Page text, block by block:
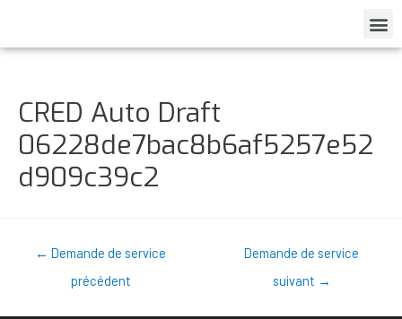
CRED Auto Draft
06228de7bac8b6af5257e52
d909c39c2
← Demande de service
précédent
Demande de service
suivant →